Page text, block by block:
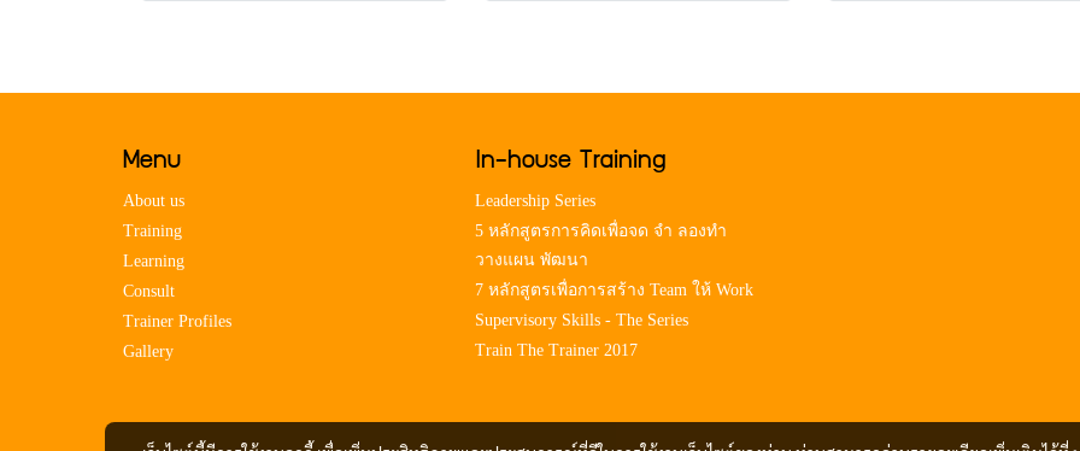
Menu
About us
Training
Learning
Consult
Trainer Profiles
Gallery
In-house Training
Leadership Series
5 หลักสูตรการคิดเพื่อจด จำ ลองทำ
วางแผน พัฒนา
7 หลักสูตรเพื่อการสร้าง Team ให้ Work
Supervisory Skills - The Series
Train The Trainer 2017